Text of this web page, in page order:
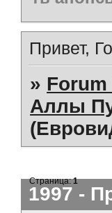
Привет,
»
Аллы
1997 -
Страница:1